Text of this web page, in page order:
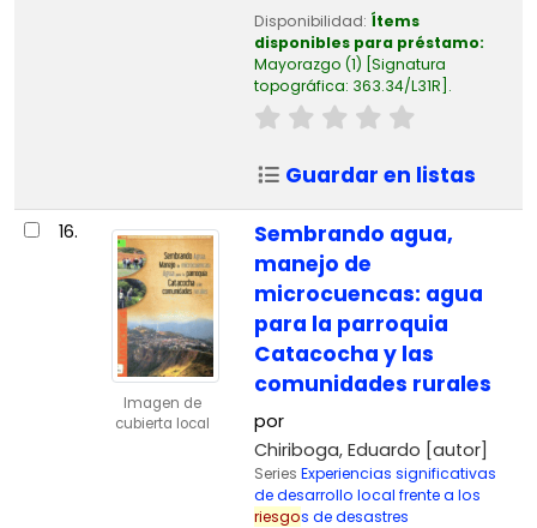
Disponibilidad: Ítems
disponibles para préstamo:
Mayorazgo (1) Signatura
topográfica: 363.34/L31R .
Guardar en listas
16.
Imagen de
cubierta local
Sembrando agua,
manejo de
microcuencas: agua
para la parroquia
Catacocha y las
comunidades rurales
por
Chiriboga, Eduardo [autor]
Series Experiencias significativas
de desarrollo local frente a los
riesgos de desastres